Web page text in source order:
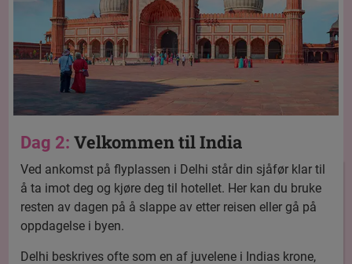
Dag 2:Velkommen til India
Ved ankomst på flyplassen i Delhi står din sjåfør klar til
å ta imot deg og kjøre deg til hotellet. Her kan du bruke
resten av dagen på å slappe av etter reisen eller gå på
oppdagelse i byen.
Delhi beskrives ofte som en af juvelene i Indias krone,